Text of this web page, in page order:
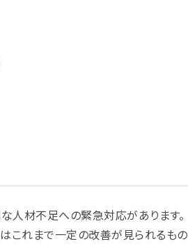
人材不足への緊急対応があります。
これまで一定の改善が見られるもの